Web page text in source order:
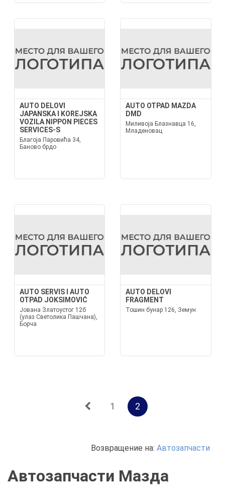
AUTO DELOVI
JAPANSKA I KOREJSKA
VOZILA NIPPON PIECES
SERVICES-S
Благоја Паровића 34,
Баново брдо
AUTO OTPAD MAZDA
DMD
Миливоја Блазнавца 16,
Младеновац
AUTO SERVIS I AUTO
OTPAD JOKSIMOVIĆ
Јована Златоустог 12б
(улаз Светолика Пашчана),
Борча
AUTO DELOVI
FRAGMENT
Тошин бунар 126, Земун
1 2
Возвращение на: Автозапчасти
Автозапчасти Мазда